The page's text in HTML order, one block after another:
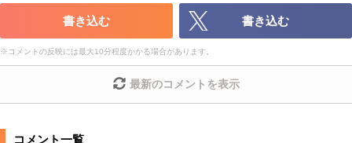
・各ゲームのネタバレを含む内容の投稿
・その他、管理者が不適切と判断した投稿
コメントの削除につきましては下記フォームより申請をいた
だけますでしょうか。
コメントの削除を申請する※投稿内容を確認後、順次対応さ
※一度削除したコメントは復元ができませんのでご注意くだ
書き込む 書き込む
※ コメントの反映には最大10分程度かかる場合があります。
最新のコメントを表示